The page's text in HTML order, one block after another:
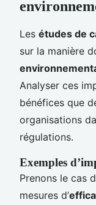
Les études de
sur la manière
Analyser ces
bénéfices que
organisations
régulations.
Exemples
Prenons le cas
mesures d’